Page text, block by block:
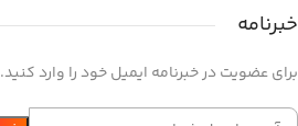
خبرنامه
برای عضویت در خبرنامه ایمیل خود را وارد کنید.